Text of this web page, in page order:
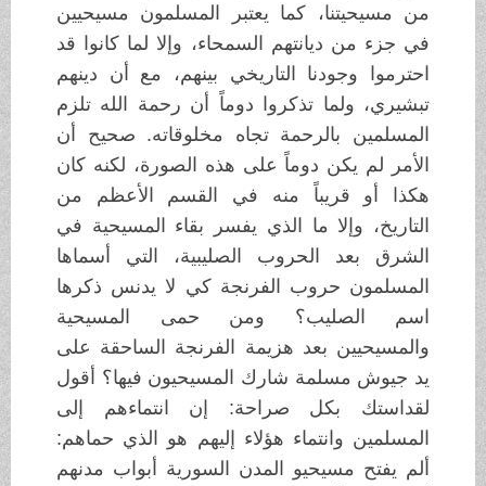
من مسيحيتنا، كما يعتبر المسلمون مسيحيين
في جزء من ديانتهم السمحاء، وإلا لما كانوا قد
احترموا وجودنا التاريخي بينهم، مع أن دينهم
تبشيري، ولما تذكروا دوماً أن رحمة الله تلزم
المسلمين بالرحمة تجاه مخلوقاته. صحيح أن
الأمر لم يكن دوماً على هذه الصورة، لكنه كان
هكذا أو قريباً منه في القسم الأعظم من
التاريخ، وإلا ما الذي يفسر بقاء المسيحية في
الشرق بعد الحروب الصليبية، التي أسماها
المسلمون حروب الفرنجة كي لا يدنس ذكرها
اسم الصليب؟ ومن حمى المسيحية
والمسيحيين بعد هزيمة الفرنجة الساحقة على
يد جيوش مسلمة شارك المسيحيون فيها؟ أقول
لقداستك بكل صراحة: إن انتماءهم إلى
المسلمين وانتماء هؤلاء إليهم هو الذي حماهم:
ألم يفتح مسيحيو المدن السورية أبواب مدنهم